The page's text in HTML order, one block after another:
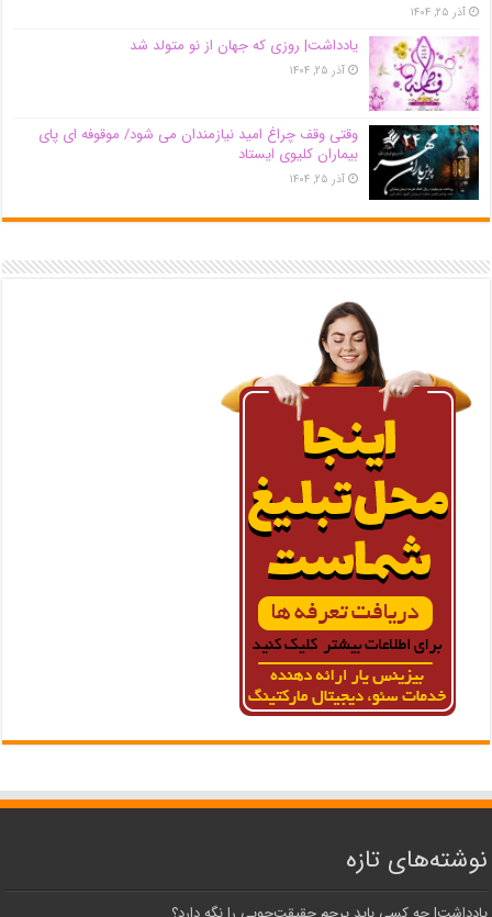
آذر ۲۵, ۱۴۰۴
یادداشت| روزی که جهان از نو متولد شد
آذر ۲۵, ۱۴۰۴
وقتی وقف چراغ امید نیازمندان می شود/ موقوفه ای پای
بیماران کلیوی ایستاد
آذر ۲۵, ۱۴۰۴
نوشته‌های تازه